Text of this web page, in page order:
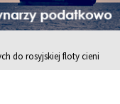
do rosyjskiej floty cieni